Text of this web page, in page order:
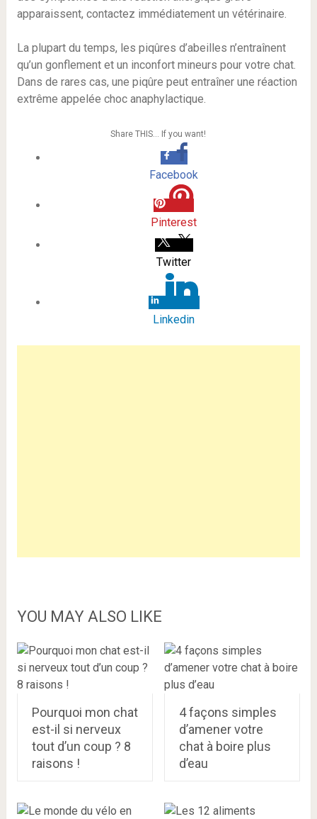
apparaissent, contactez immédiatement un vétérinaire.
La plupart du temps, les piqûres d’abeilles n’entraînent
qu’un gonflement et un inconfort mineurs pour votre chat.
Dans de rares cas, une piqûre peut entraîner une réaction
extrême appelée choc anaphylactique.
Share THIS… If you want!
Facebook
Pinterest
Twitter
Linkedin
YOU MAY ALSO LIKE
Pourquoi mon chat
est-il si nerveux
tout d’un coup ? 8
raisons !
4 façons simples
d’amener votre
chat à boire plus
d’eau